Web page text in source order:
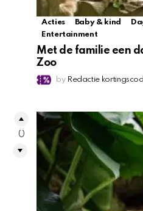
Acties Baby & kind
Entertainment
Met de familie een
Zoo
by Redactie
0